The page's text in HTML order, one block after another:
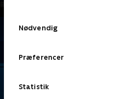
Nødvendig
Præferencer
Statistik